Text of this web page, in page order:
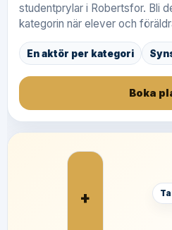
studentprylar i Robertsfor. Bli
kategorin när elever och
En aktör per kategori
Boka
+